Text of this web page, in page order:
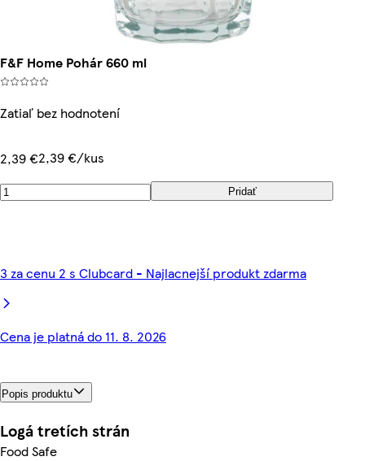
F&F Home Pohár 660 ml
Zatiaľ bez hodnotení
2,39 €2,39 €/kus
Pridať
3 za cenu 2 s Clubcard - Najlacnejší produkt zdarma
Cena je platná do 11. 8. 2026
Popis produktu
Logá tretích strán
Food Safe